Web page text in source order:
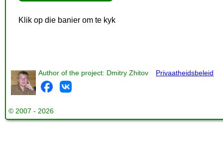
Klik op die banier om te kyk
Author of the project: Dmitry Zhitov
© 2007 - 2026
Privaatheidsbeleid